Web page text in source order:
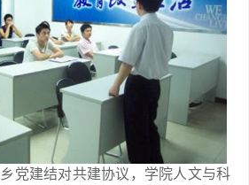
建结对共建协议，学院人文与科